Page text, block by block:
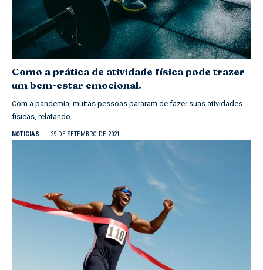
Como a prática de atividade física pode trazer
um bem-estar emocional.
Com a pandemia, muitas pessoas pararam de fazer suas atividades
físicas, relatando…
NOTICIAS 29 DE SETEMBRO DE 2021